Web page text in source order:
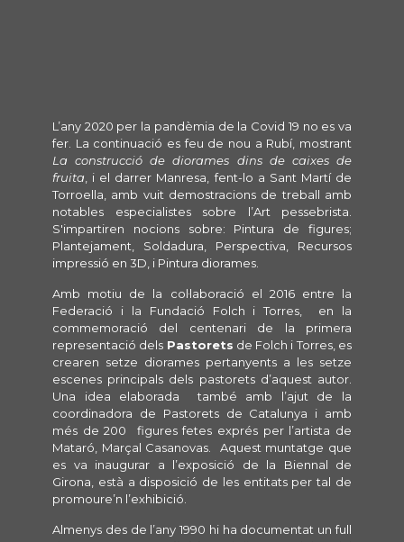
L’any 2020 per la pandèmia de la Covid 19 no es va
fer. La continuació es feu de nou a Rubí, mostrant
La construcció de diorames dins de caixes de
fruita , i el darrer Manresa, fent-lo a Sant Martí de
Torroella, amb vuit demostracions de treball amb
notables especialistes sobre l’Art pessebrista.
S'impartiren nocions sobre: Pintura de figures;
Plantejament, Soldadura, Perspectiva, Recursos
impressió en 3D, i Pintura diorames.
Amb motiu de la col·laboració el 2016 entre la
Federació i la Fundació Folch i Torres, en la
commemoració del centenari de la primera
representació dels Pastorets de Folch i Torres, es
crearen setze diorames pertanyents a les setze
escenes principals dels pastorets d’aquest autor.
Una idea elaborada també amb l’ajut de la
coordinadora de Pastorets de Catalunya i amb
més de 200 figures fetes exprés per l’artista de
Mataró, Marçal Casanovas. Aquest muntatge que
es va inaugurar a l’exposició de la Biennal de
Girona, està a disposició de les entitats per tal de
promoure’n l’exhibició.
Almenys des de l’any 1990 hi ha documentat un full